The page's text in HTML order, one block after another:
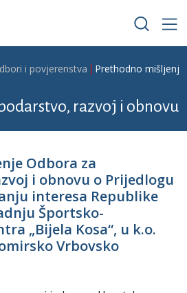
i povjerenstva Prethodno
razvoj i obnovu
Odbora za
i obnovu o Prijedlogu
interesa Republike
Športsko-
„Bijela Kosa“, u k.o.
Vrbovsko